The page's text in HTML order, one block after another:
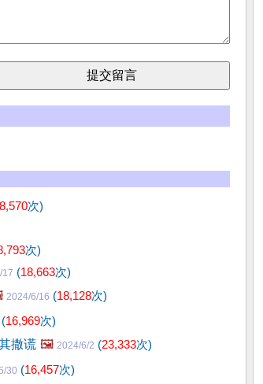
次)
次)
17 (18,663次)
2024/6/16 (18,128次)
(16,969次)
撒谎 🖼️ 2024/6/2 (23,333次)
30 (16,457次)